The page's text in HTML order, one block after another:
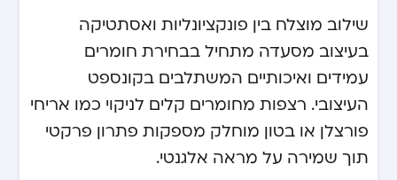
שילוב מוצלח בין פונקציונליות ואסתטיקה
בעיצוב מסעדה מתחיל בבחירת חומרים
עמידים ואיכותיים המשתלבים בקונספט
העיצובי. רצפות מחומרים קלים לניקוי כמו אריחי
פורצלן או בטון מוחלק מספקות פתרון פרקטי
תוך שמירה על מראה אלגנטי.